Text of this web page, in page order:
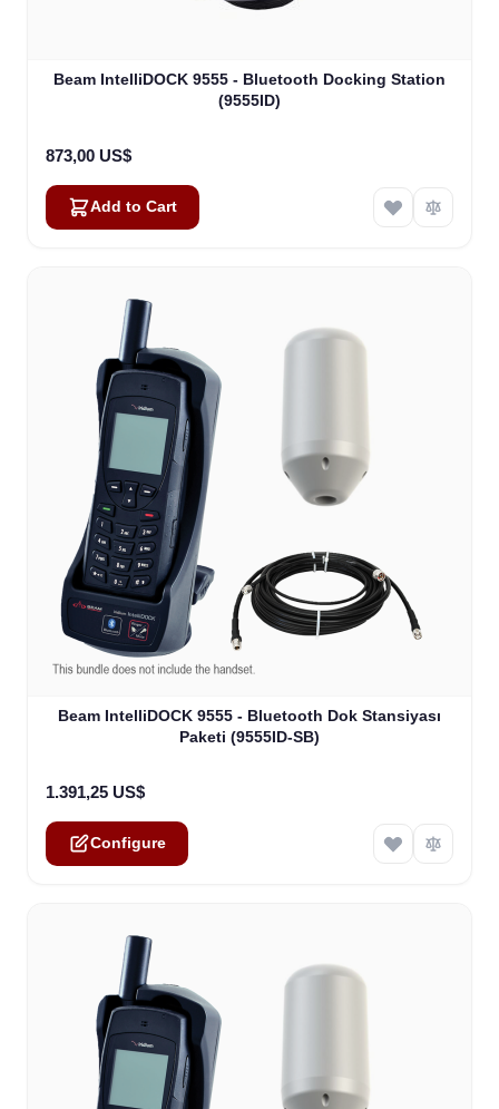
Beam IntelliDOCK 9555 - Bluetooth Docking Station
(9555ID)
873,00 US$
Add to Cart
Beam IntelliDOCK 9555 - Bluetooth Dok Stansiyası
Paketi (9555ID-SB)
The price depends on the options chosen on the product
1.391,25 US$
Configure